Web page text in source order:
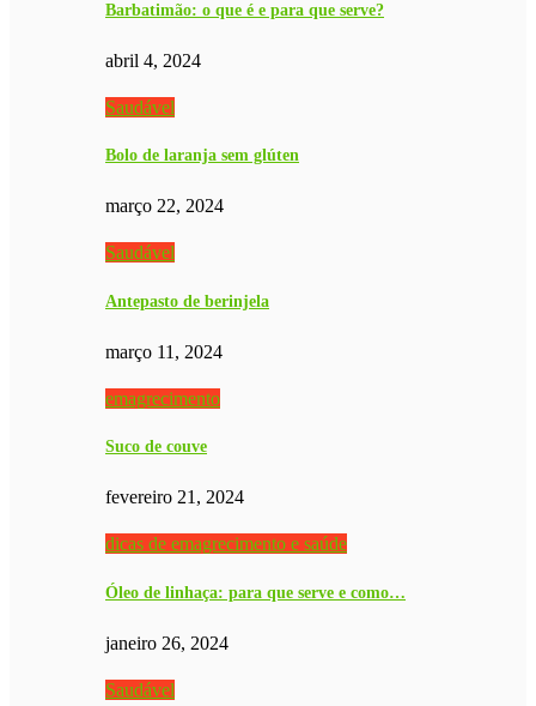
Barbatimão: o que é e para que serve?
abril 4, 2024
Saudável
Bolo de laranja sem glúten
março 22, 2024
Saudável
Antepasto de berinjela
março 11, 2024
emagrecimento
Suco de couve
fevereiro 21, 2024
dicas de emagrecimento e saúde
Óleo de linhaça: para que serve e como…
janeiro 26, 2024
Saudável